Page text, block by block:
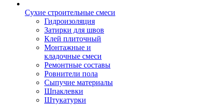
Сухие строительные смеси
Гидроизоляция
Затирки для швов
Клей плиточный
Монтажные и
кладочные смеси
Ремонтные составы
Ровнители пола
Сыпучие материалы
Шпаклевки
Штукатурки